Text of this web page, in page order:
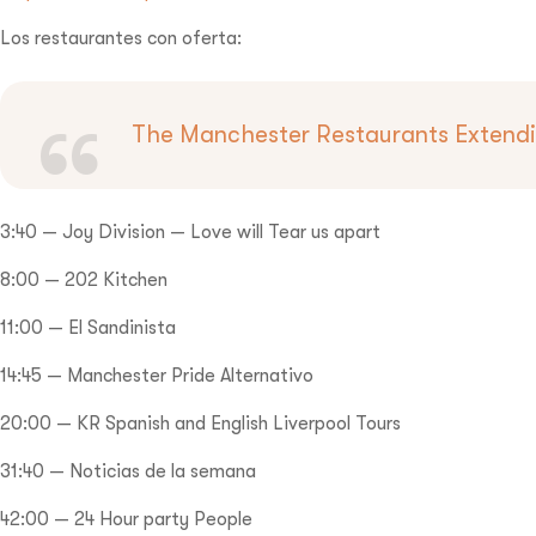
Los restaurantes con oferta:
The Manchester Restaurants
3:40 — Joy Division — Love will Tear us apart
8:00 — 202 Kitchen
11:00 — El Sandinista
14:45 — Manchester Pride Alternativo
20:00 — KR Spanish and English Liverpool Tours
31:40 — Noticias de la semana
42:00 — 24 Hour party People